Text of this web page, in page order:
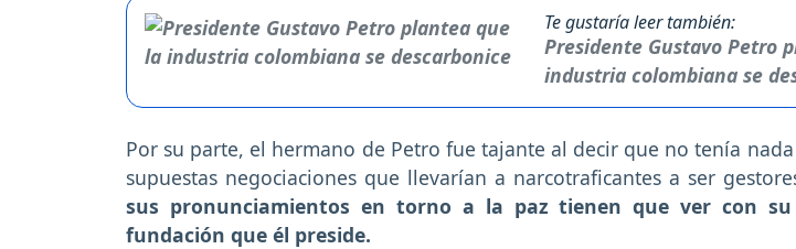
Te gustaría leer también:
Presidente Gustavo Petro
industria colombiana se
Por su parte, el hermano de Petro fue tajante al decir que no tenía
supuestas negociaciones que llevarían a narcotraficantes a ser
sus pronunciamientos en torno a la paz tienen que ver con
fundación que él preside.